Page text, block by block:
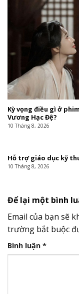
Kỳ vọng điều gì ở
Vương Hạc Đệ?
10 Tháng 8, 2026
Hỗ trợ giáo dục kỹ
10 Tháng 8, 2026
Để lại một bình
Email của bạn sẽ
trường bắt buộc
Bình luận *